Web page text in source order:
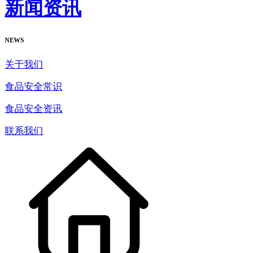
新闻资讯
NEWS
关于我们
食品安全常识
食品安全资讯
联系我们